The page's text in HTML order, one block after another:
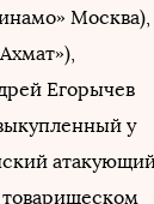
Москва),
Егорычев
у